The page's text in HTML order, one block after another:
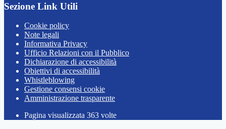
Sezione Link Utili
Cookie policy
Note legali
Informativa Privacy
Ufficio Relazioni con il Pubblico
Dichiarazione di accessibilità
Obiettivi di accessibilità
Whistleblowing
Gestione consensi cookie
Amministrazione trasparente
Pagina visualizzata 363 volte